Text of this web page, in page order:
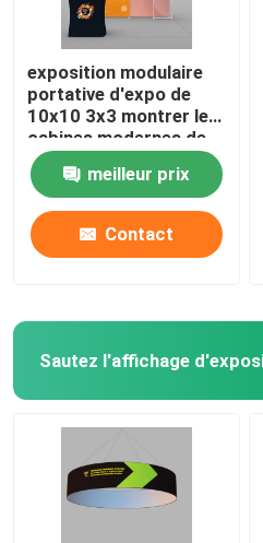
A propos de nous
exposition modulaire
portative d'expo de
10x10 3x3 montrer les
cabines modernes de
salon commercial
meilleur prix
Contact
Sautez l'affichage